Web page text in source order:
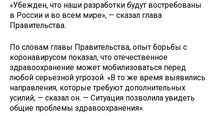
«Убежден, что наши разработки будут востребованы
в России и во всем мире», — сказал глава
Правительства.
По словам главы Правительства, опыт борьбы с
коронавирусом показал, что отечественное
здравоохранение может мобилизоваться перед
любой серьезной угрозой. «В то же время выявились
направления, которые требуют дополнительных
усилий, — сказал он. — Ситуация позволила увидеть
общие проблемы здравоохранения».